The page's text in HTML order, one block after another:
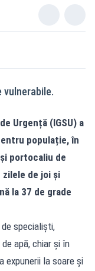
Urgență (IGSU) a
populație, în
portocaliu de
de joi și
la 37 de grade
specialiști,
apă, chiar și în
expunerii la soare și